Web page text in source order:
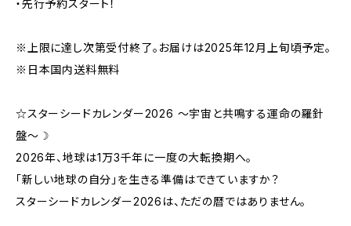
・先行予約スタート！
※上限に達し次第受付終了。お届けは2025年12月上旬頃予定。
※日本国内送料無料
☆スターシードカレンダー2026 ～宇宙と共鳴する運命の羅針
盤～☽
2026年、地球は1万3千年に一度の大転換期へ。
「新しい地球の自分」を生きる準備はできていますか？
スターシードカレンダー2026は、ただの暦ではありません。